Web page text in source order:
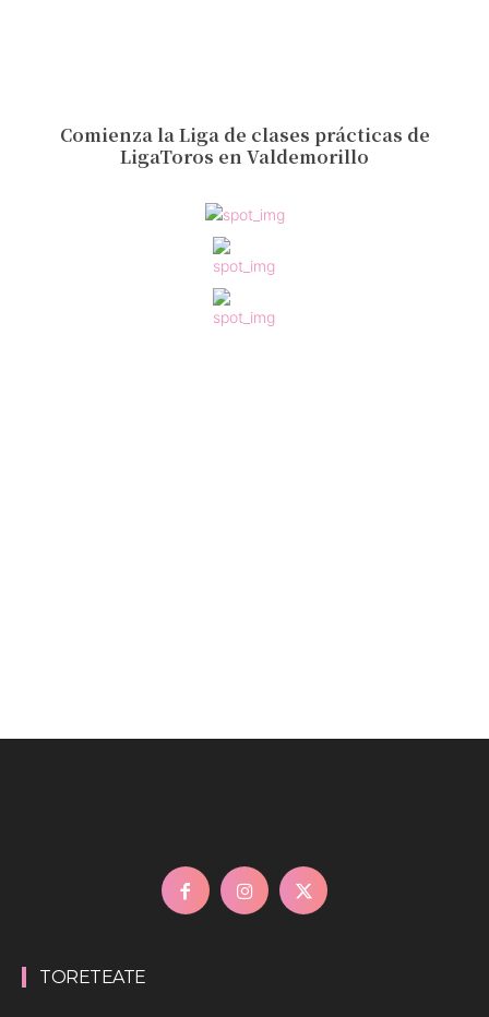
Comienza la Liga de clases prácticas de
LigaToros en Valdemorillo
TORETEATE